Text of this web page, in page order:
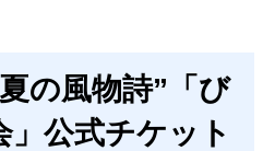
の風物詩”「び
」公式チケット